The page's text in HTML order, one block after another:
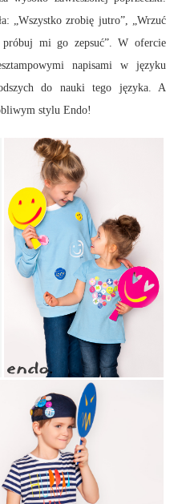
„Wszystko zrobię jutro”, „Wrzuć
mi go zepsuć”. W ofercie
napisami w języku
do nauki tego języka. A
stylu Endo!